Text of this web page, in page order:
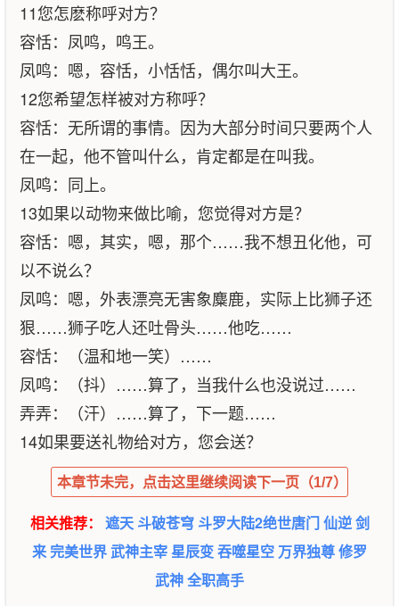
11您怎麽称呼对方？
容恬：凤鸣，鸣王。
凤鸣：嗯，容恬，小恬恬，偶尔叫大王。
12您希望怎样被对方称呼？
容恬：无所谓的事情。因为大部分时间只要两个人
在一起，他不管叫什么，肯定都是在叫我。
凤鸣：同上。
13如果以动物来做比喻，您觉得对方是？
容恬：嗯，其实，嗯，那个……我不想丑化他，可
以不说么？
凤鸣：嗯，外表漂亮无害象麋鹿，实际上比狮子还
狠……狮子吃人还吐骨头……他吃……
容恬：（温和地一笑）……
凤鸣：（抖）……算了，当我什么也没说过……
弄弄：（汗）……算了，下一题……
14如果要送礼物给对方，您会送？
本章节未完，点击这里继续阅读下一页（1/7）
相关推荐： 遮天 斗破苍穹 斗罗大陆2绝世唐门仙逆剑
来 完美世界武神主宰星辰变吞噬星空 万界独尊修罗
武神全职高手